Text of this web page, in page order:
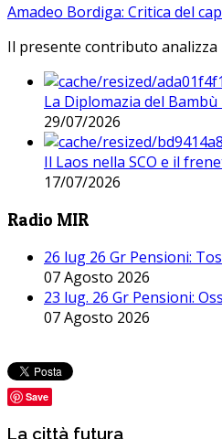
Amadeo Bordiga: Critica del
Il presente contributo
La Diplomazia del
29/07/2026
Il Laos nella SCO e il
17/07/2026
Radio MIR
26 lug 26 Gr Pensioni:
07 Agosto 2026
23 lug. 26 Gr Pensioni:
07 Agosto 2026
Save
La città futura